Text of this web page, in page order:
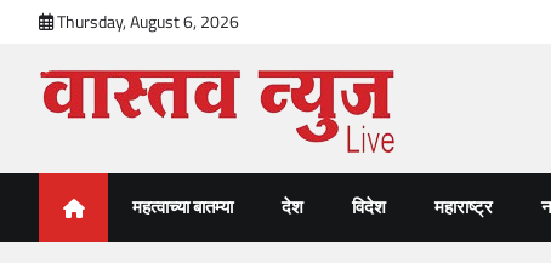
content
Thursday, August 6, 2026
VastavNEWSLive.com
महत्वाच्या बातम्या देश विदेश महाराष्ट्र